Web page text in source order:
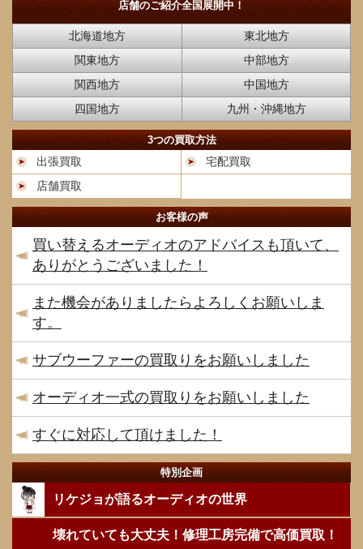
店舗のご紹介全国展開中！
北海道地方
東北地方
関東地方
中部地方
関西地方
中国地方
四国地方
九州・沖縄地方
3つの買取方法
出張買取
宅配買取
店舗買取
お客様の声
買い替えるオーディオのアドバイスも頂いて、
ありがとうございました！
また機会がありましたらよろしくお願いしま
す。
サブウーファーの買取りをお願いしました
オーディオ一式の買取りをお願いしました
すぐに対応して頂けました！
特別企画
リケジョが語るオーディオの世界
壊れていても大丈夫！修理工房完備で高価買取！